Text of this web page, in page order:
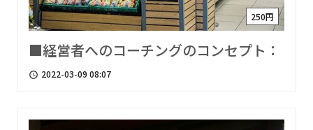
250円
■経営者へのコーチングのコンセプト：
access_time 2022-03-09 08:07